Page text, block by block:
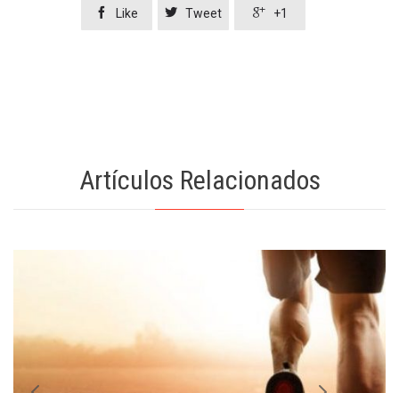
 Like  Tweet  +1
Artículos Relacionados